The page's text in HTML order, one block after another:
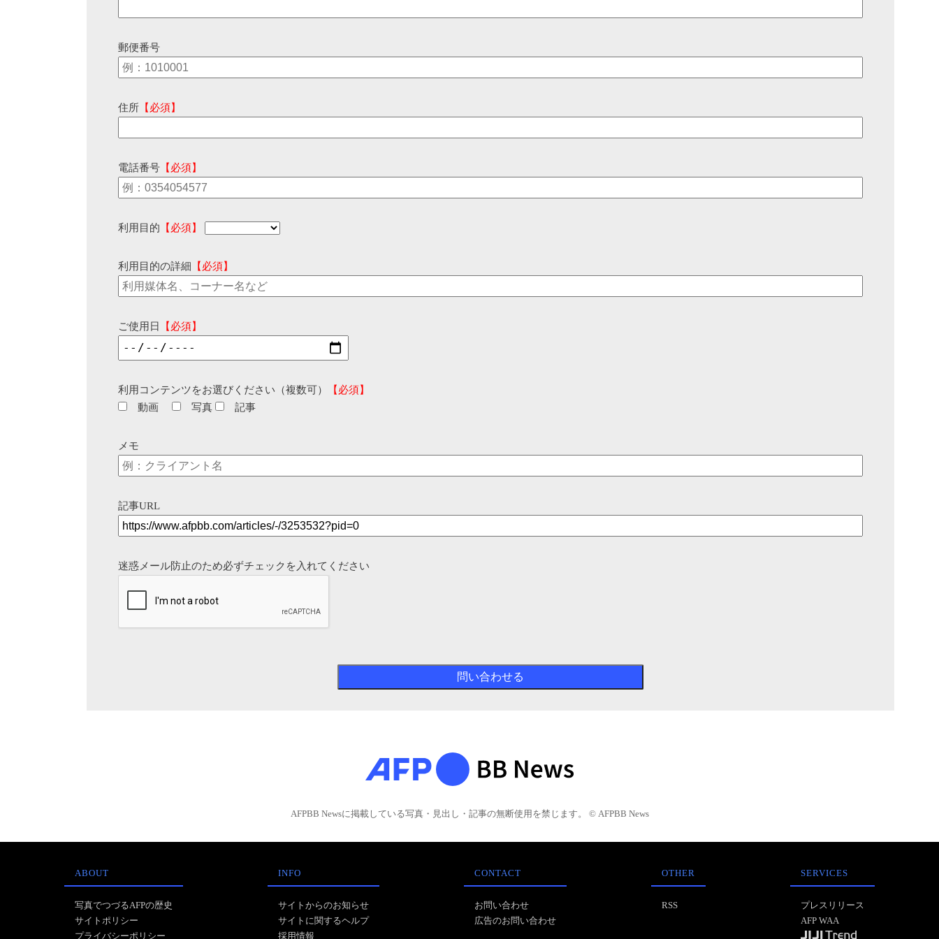
郵便番号
住所 【必須】
電話番号 【必須】
利用目的 【必須】
利用目的の詳細 【必須】
ご使用日 【必須】
利用コンテンツをお選びください（複数可）
【必須】
動画
写真 記事
メモ
記事URL
迷惑メール防止のため必ずチェックを入れてください
AFPBB Newsに掲載している写真・見出し・記事の無断使用を禁じます。 © AFPBB News
ABOUT
写真でつづるAFPの歴史
サイトポリシー
プライバシーポリシー
INFO
サイトからのお知らせ
サイトに関するヘルプ
採用情報
CONTACT
お問い合わせ
広告のお問い合わせ
OTHER
RSS
SERVICES
プレスリリース
AFP WAA